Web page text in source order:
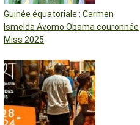
Guinée équatoriale : Carmen
Ismelda Avomo Obama couronnée
Miss 2025